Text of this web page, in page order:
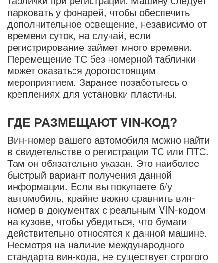
парковать у фонарей, чтобы обеспечить
дополнительное освещение, независимо от
времени суток, на случай, если
регистрирование займет много времени.
Перемещение ТС без номерной таблички
может оказаться дорогостоящим
мероприятием. Заранее позаботьтесь о
креплениях для установки пластины.
ГДЕ РАЗМЕЩАЮТ VIN-КОД?
Вин-номер вашего автомобиля можно найти
в свидетельстве о регистрации ТС или ПТС.
Там он обязательно указан. Это наиболее
быстрый вариант получения данной
информации. Если вы покупаете б/у
автомобиль, крайне важно сравнить вин-
номер в документах с реальным VIN-кодом
на кузове, чтобы убедиться, что бумаги
действительно относятся к данной машине.
Несмотря на наличие международного
стандарта вин-кода, не существует строгого